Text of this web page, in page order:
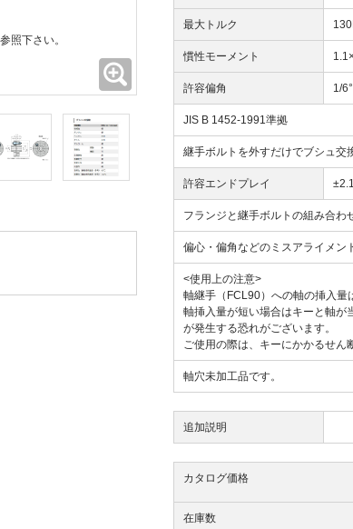
最大トルク
慣性モーメント
許容偏角 1/6°
JIS B 1452-1991準拠
継手ボルトを外すだけでブシュ交
許容エンドプレイ
フランジと継手ボルトの組み合わ
偏心・偏角などのミスアライメン
<使用上の注意>
軸継手（FCL90）への軸の挿入量
軸挿入量が短い場合はキーと軸が
が発生する恐れがございます。
ご使用の際は、キーにかかるせん
軸穴未加工品です。
追加説明
カタログ価格
在庫数
照下さい。